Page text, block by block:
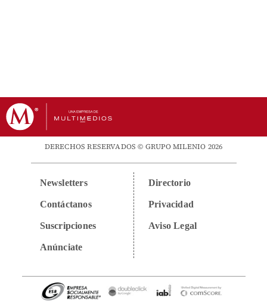
DERECHOS RESERVADOS © GRUPO MILENIO 2026
Newsletters
Contáctanos
Suscripciones
Anúnciate
Directorio
Privacidad
Aviso Legal